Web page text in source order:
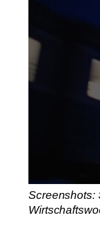
Screenshots: